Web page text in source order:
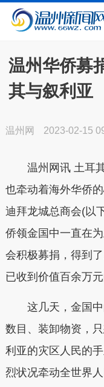
温州华侨募
其与叙利亚
温州网 2023-02-15
温州网讯 土耳其
也牵动着海外华侨
迪拜龙城总商会(以
侨领金国中一直在
会积极募捐，得到
已收到价值百余万元
这几天，金国中
数目、装卸物资，
利亚的灾区人民的
烈状况牵动全世界